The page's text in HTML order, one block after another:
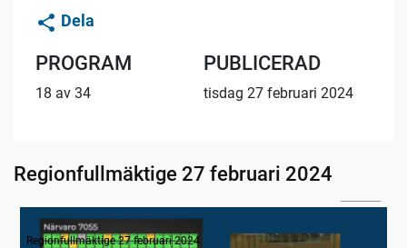
Dela
PROGRAM
18 av 34
PUBLICERAD
tisdag 27 februari 2024
Regionfullmäktige 27 februari 2024
1. Inledning
Regionfullmäktige 27 februari 2024